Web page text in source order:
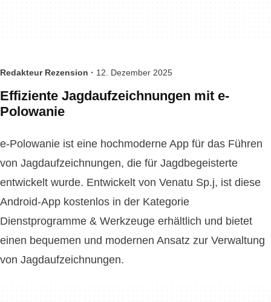
Redakteur Rezension · 12. Dezember 2025
Effiziente Jagdaufzeichnungen mit e-
Polowanie
e-Polowanie ist eine hochmoderne App für das Führen
von Jagdaufzeichnungen, die für Jagdbegeisterte
entwickelt wurde. Entwickelt von Venatu Sp.j, ist diese
Android-App kostenlos in der Kategorie
Dienstprogramme & Werkzeuge erhältlich und bietet
einen bequemen und modernen Ansatz zur Verwaltung
von Jagdaufzeichnungen.